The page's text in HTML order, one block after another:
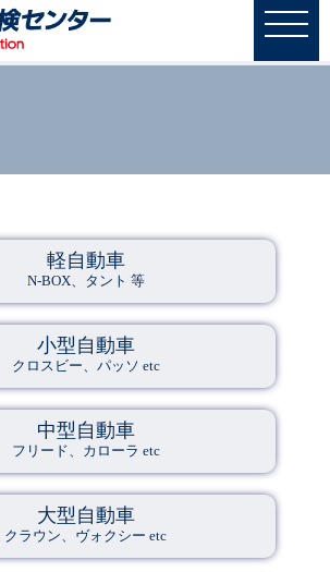
軽自動車
N-BOX、タント 等
小型自動車
クロスビー、パッソ etc
中型自動車
フリード、カローラ etc
大型自動車
クラウン、ヴォクシー etc